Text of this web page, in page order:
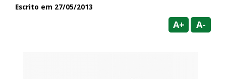
Escrito em 27/05/2013
A+ A-